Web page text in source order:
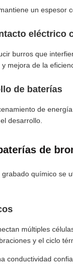
un espesor
eléctrico
burros que
mejora de la
de baterías
de
desarrollo.
de
químico se
múltiples
y el ciclo
conductividad